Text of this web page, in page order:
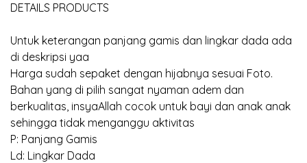
DETAILS PRODUCTS
Untuk keterangan panjang gamis dan lingkar dada ada
di deskripsi yaa
Harga sudah sepaket dengan hijabnya sesuai Foto.
Bahan yang di pilih sangat nyaman adem dan
berkualitas, insyaAllah cocok untuk bayi dan anak anak
sehingga tidak menganggu aktivitas
P: Panjang Gamis
Ld: Lingkar Dada